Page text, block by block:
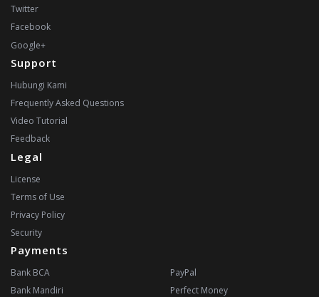
Twitter
Facebook
Google+
Support
Hubungi Kami
Frequently Asked Questions
Video Tutorial
Feedback
Legal
License
Terms of Use
Privacy Policy
Security
Payments
Bank BCA
Bank Mandiri
PayPal
Perfect Money